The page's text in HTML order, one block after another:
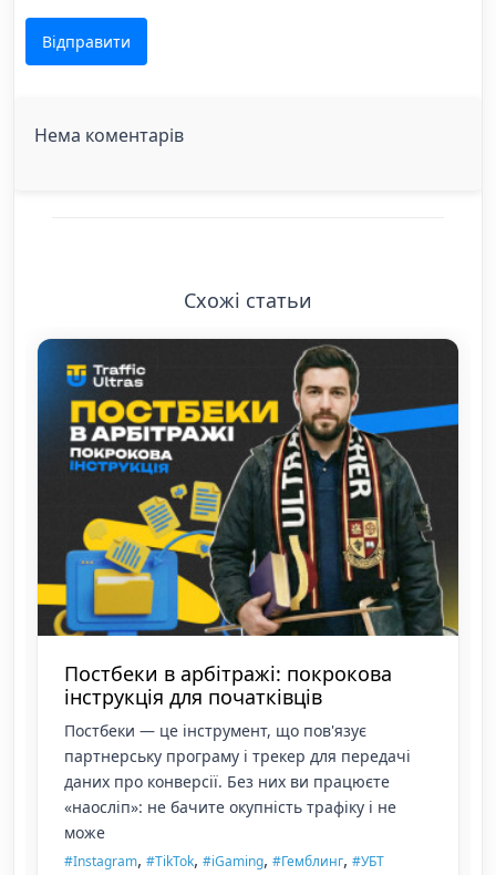
Відправити
Нема коментарів
Схожі статьи
Постбеки в арбітражі: покрокова
інструкція для початківців
Постбеки — це інструмент, що пов'язує
партнерську програму і трекер для передачі
даних про конверсії. Без них ви працюєте
«наосліп»: не бачите окупність трафіку і не
може
#Instagram, #TikTok, #iGaming, #Гемблинг, #УБТ